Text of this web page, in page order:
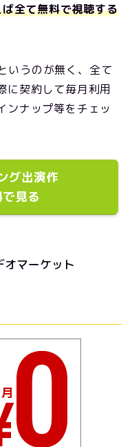
全て無料で視聴する
いうのが無く、全て
に契約して毎月利用
ンナップ等をチェッ
グ出演作
見る
マーケット